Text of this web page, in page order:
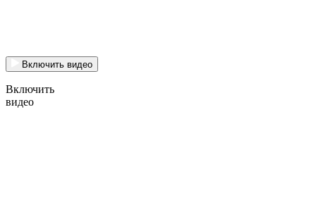
Включить видео
Включить
видео